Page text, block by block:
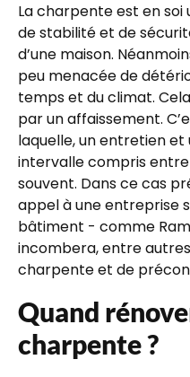
La charpente est en
de stabilité et de
d’une maison.
peu menacée de
temps et du climat.
par un affaissement.
laquelle, un entretien
intervalle compris entre
souvent. Dans ce cas
appel à une entreprise
bâtiment - comme
incombera, entre
charpente et de
Quand
charpente ?